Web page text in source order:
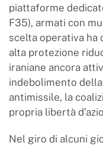
piattaforme
F35), armati con
scelta operativa ha
alta protezione
iraniane ancora
indebolimento
antimissile, la
propria libertà
Nel giro di alcuni